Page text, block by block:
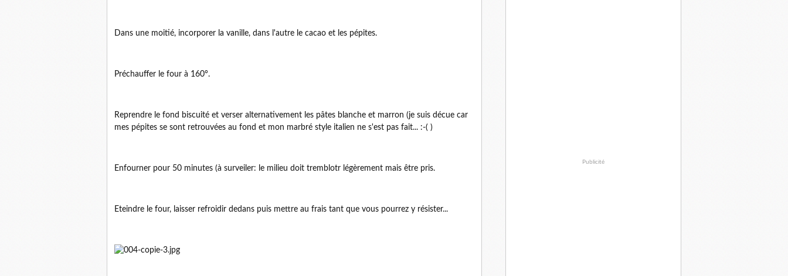
Dans une moitié, incorporer la vanille, dans l'autre le cacao et les pépites.
Préchauffer le four à 160°.
Reprendre le fond biscuité et verser alternativement les pâtes blanche et marron (je suis décue car
mes pépites se sont retrouvées au fond et mon marbré style italien ne s'est pas fait... :-( )
Enfourner pour 50 minutes (à surveiler: le milieu doit tremblotr légèrement mais être pris.
Eteindre le four, laisser refroidir dedans puis mettre au frais tant que vous pourrez y résister...
Publicité